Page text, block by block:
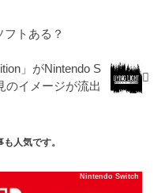
トある？
」がNintendo S
のイメージが流出
人気です。
Nintendo Switch